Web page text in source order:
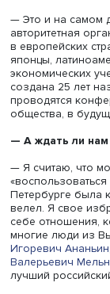
экономисты
—Прежде
избранием.
звучит круто!
— Это и на
в европейских
японцы,
экономических
создана 25
проводятся
общества, в
— А ждать ли